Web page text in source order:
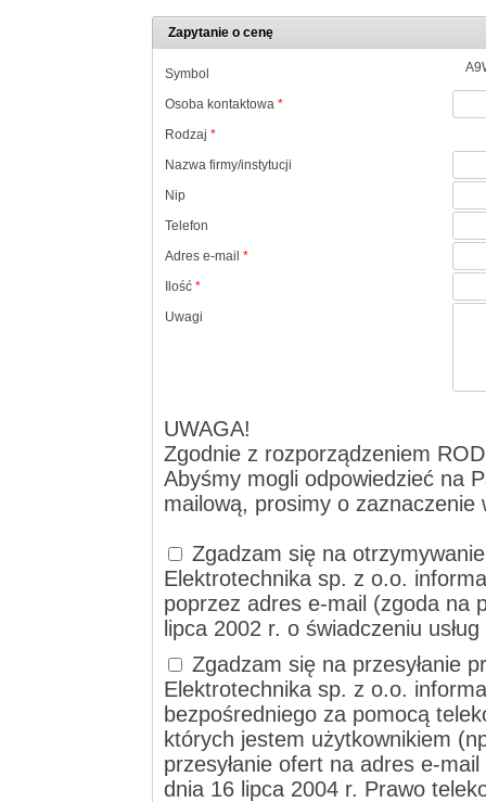
Zapytanie o cenę
Symbol
Osoba kontaktowa *
Rodzaj *
Nazwa firmy/instytucji
Nip
Telefon
Adres e-mail *
Ilość *
Uwagi
UWAGA!
Zgodnie z rozporządzeniem
Abyśmy mogli odpowiedzieć na
mailową, prosimy o zaznaczenie
Zgadzam się na
Elektrotechnika sp. z o.o.
poprzez adres e-mail (zgoda na
lipca 2002 r. o świadczeniu
Zgadzam się na przesyłanie
Elektrotechnika sp. z o.o.
bezpośredniego za pomocą
których jestem użytkownikiem
przesyłanie ofert na adres e-
dnia 16 lipca 2004 r. Prawo